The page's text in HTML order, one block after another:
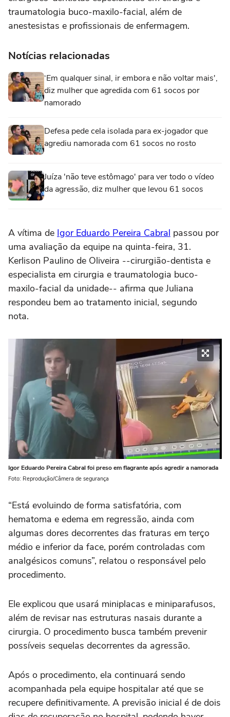
traumatologia buco-maxilo-facial, além de
anestesistas e profissionais de enfermagem.
Notícias relacionadas
‘Em qualquer sinal, ir embora e não voltar mais',
diz mulher que agredida com 61 socos por
namorado
Defesa pede cela isolada para ex-jogador que
agrediu namorada com 61 socos no rosto
Juíza 'não teve estômago' para ver todo o vídeo
da agressão, diz mulher que levou 61 socos
A vítima de Igor Eduardo Pereira Cabral passou por
uma avaliação da equipe na quinta-feira, 31.
Kerlison Paulino de Oliveira --cirurgião-dentista e
especialista em cirurgia e traumatologia buco-
maxilo-facial da unidade-- afirma que Juliana
respondeu bem ao tratamento inicial, segundo
nota.
Igor Eduardo Pereira Cabral foi preso em flagrante após agredir a namorada
Foto: Reprodução/Câmera de segurança
“Está evoluindo de forma satisfatória, com
hematoma e edema em regressão, ainda com
algumas dores decorrentes das fraturas em terço
médio e inferior da face, porém controladas com
analgésicos comuns”, relatou o responsável pelo
procedimento.
Ele explicou que usará miniplacas e miniparafusos,
além de revisar nas estruturas nasais durante a
cirurgia. O procedimento busca também prevenir
possíveis sequelas decorrentes da agressão.
Após o procedimento, ela continuará sendo
acompanhada pela equipe hospitalar até que se
recupere definitivamente. A previsão inicial é de dois